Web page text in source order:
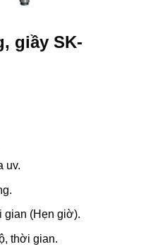
giầy SK-
uv.
gian (Hẹn giờ).
thời gian.